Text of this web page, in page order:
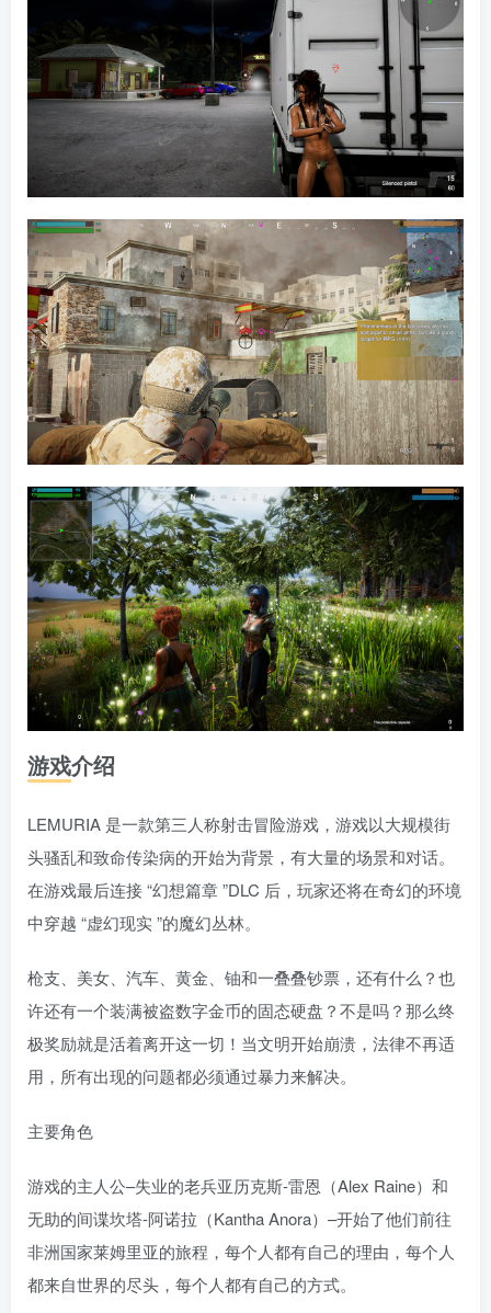
游戏介绍
LEMURIA 是一款第三人称射击冒险游戏，游戏以大规模街
头骚乱和致命传染病的开始为背景，有大量的场景和对话。
在游戏最后连接 “幻想篇章 ”DLC 后，玩家还将在奇幻的环境
中穿越 “虚幻现实 ”的魔幻丛林。
枪支、美女、汽车、黄金、铀和一叠叠钞票，还有什么？也
许还有一个装满被盗数字金币的固态硬盘？不是吗？那么终
极奖励就是活着离开这一切！当文明开始崩溃，法律不再适
用，所有出现的问题都必须通过暴力来解决。
主要角色
游戏的主人公–失业的老兵亚历克斯-雷恩（Alex Raine）和
无助的间谍坎塔-阿诺拉（Kantha Anora）–开始了他们前往
非洲国家莱姆里亚的旅程，每个人都有自己的理由，每个人
都来自世界的尽头，每个人都有自己的方式。